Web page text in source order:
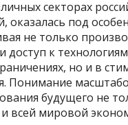
секторах
оказалась под
не только
доступ к
но и в
Понимание
будущего не
всей мировой